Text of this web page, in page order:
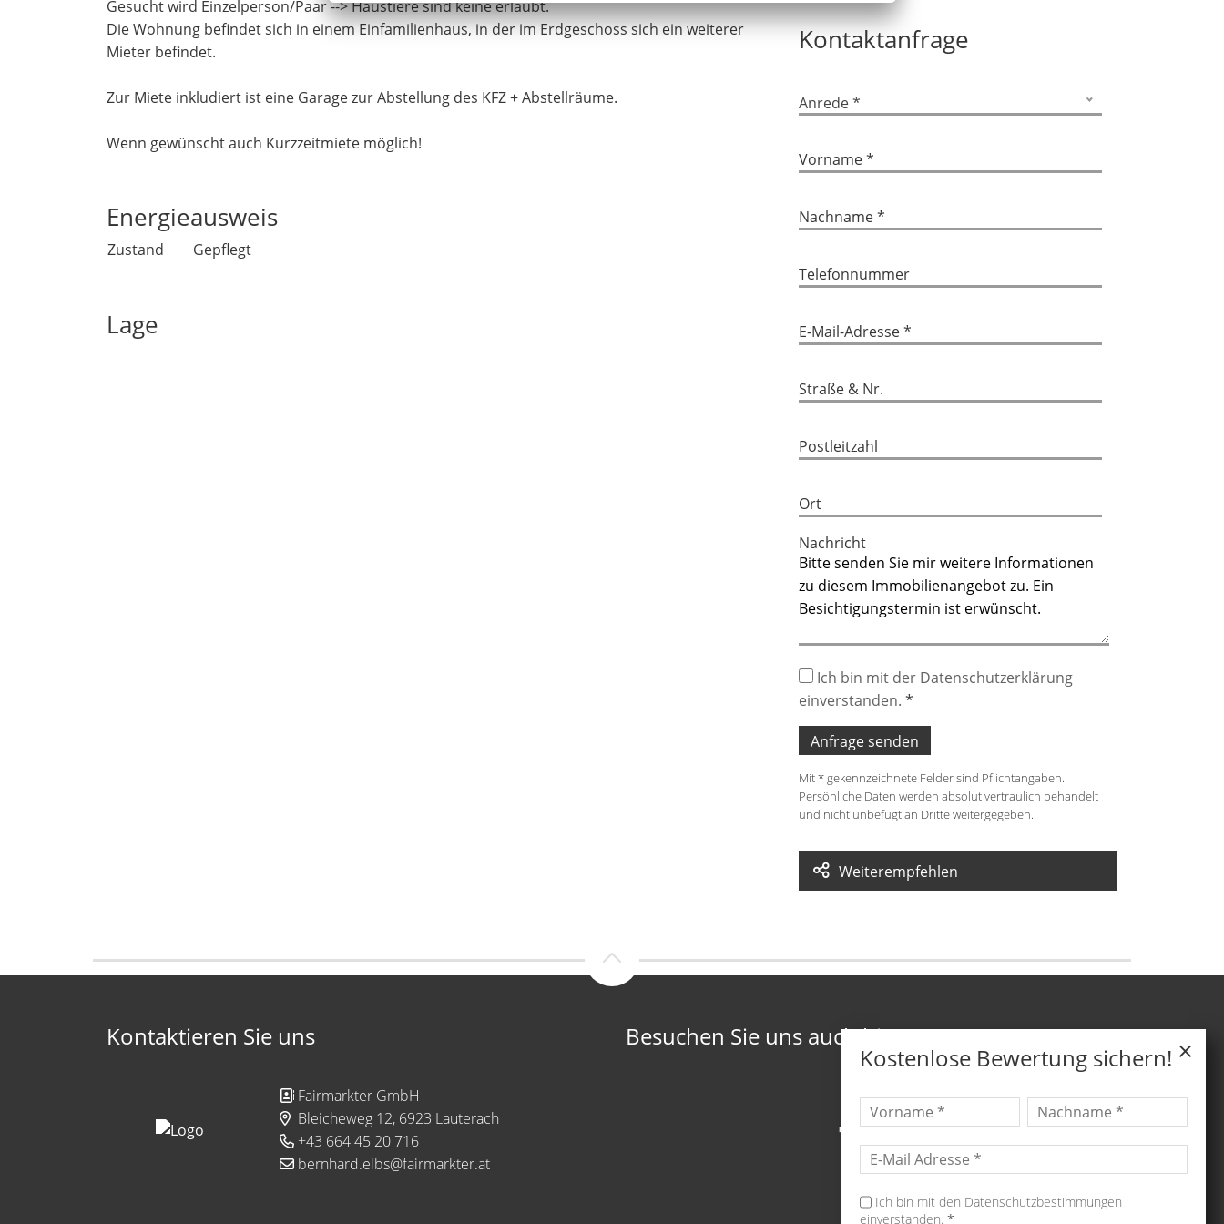
Anzahl Badezimmer
Stellplätze
Gartennutzung
Betriebskosten
1.200 €
Gesucht wird Einzelperson/Paar --> Haustiere sind keine erlaubt.
Die Wohnung befindet sich in einem Einfamilienhaus, in der im Erdgeschoss sich ein weiterer
Mieter befindet.
Zur Miete inkludiert ist eine Garage zur Abstellung des KFZ + Abstellräume.
Wenn gewünscht auch Kurzzeitmiete möglich!
Energieausweis
Zustand Gepflegt
Lage
Kontaktanfrage
Anrede *
Vorname *
Nachname *
Telefonnummer
E-Mail-Adresse *
Straße & Nr.
Postleitzahl
Ort
Nachricht
Ich bin mit der Datenschutzerklärung
einverstanden. *
Mit * gekennzeichnete Felder sind Pflichtangaben.
Persönliche Daten werden absolut vertraulich behandelt
und nicht unbefugt an Dritte weitergegeben.
Weiterempfehlen
Kontaktieren Sie uns
Fairmarkter GmbH
Bleicheweg 12, 6923 Lauterach
+43 664 45 20 716
bernhard.elbs@fairmarkter.at
Besuchen Sie uns auch hier
Kostenlose Bewertung sichern!
Ich bin mit den Datenschutzbestimmungen
einverstanden. *